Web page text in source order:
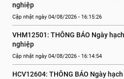
nghiệp
Cập nhật ngày 04/08/2026 - 16:15:26
VHM12501: THÔNG BÁO Ngày
nghiệp
Cập nhật ngày 04/08/2026 - 16:14:54
HCV12604: THÔNG BÁO Ngày